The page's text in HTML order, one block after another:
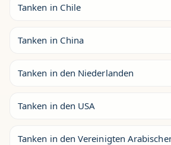
Tanken in Chile
Tanken in China
Tanken in den Niederlanden
Tanken in den USA
Tanken in den Vereinigten